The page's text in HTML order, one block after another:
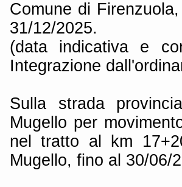
Comune di
31/12/2025.
(data indicativa e
Integrazione
Sulla strada
Mugello per
nel tratto al km
Mugello, fino al 30/06/